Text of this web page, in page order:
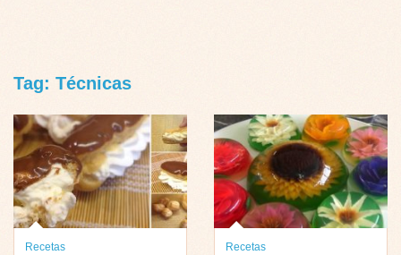
Tag: Técnicas
Recetas
Recetas